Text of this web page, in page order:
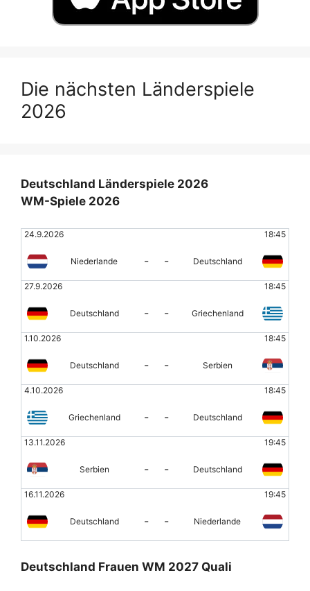
Die nächsten Länderspiele
2026
Deutschland Länderspiele 2026
WM-Spiele 2026
24.9.2026 18:45
Niederlande - - Deutschland
27.9.2026 18:45
Deutschland - - Griechenland
1.10.2026 18:45
Deutschland - - Serbien
4.10.2026 18:45
Griechenland - - Deutschland
13.11.2026 19:45
Serbien - - Deutschland
16.11.2026 19:45
Deutschland - - Niederlande
Deutschland Frauen WM 2027 Quali